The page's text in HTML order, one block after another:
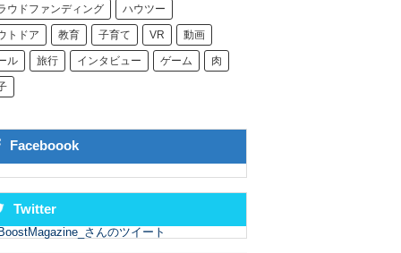
ウドファンディング ハウツー
トドア 教育 子育て VR 動画
ル 旅行 インタビュー ゲーム 肉
Faceboook
Twitter
さんのツイート